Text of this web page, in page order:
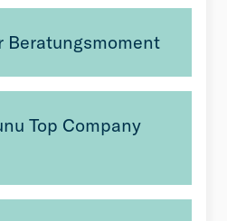
Beratungsmoment
Top Company